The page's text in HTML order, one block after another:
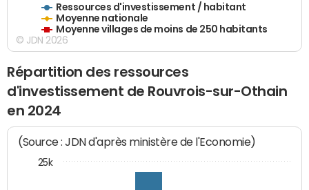
Ressources d'investissement / habitant
Moyenne nationale
Moyenne villages de moins de 250 habitants
© JDN 2026
Répartition des ressources
d'investissement de Rouvrois-sur-Othain
en 2024
(Source : JDN d'après ministère de l'Economie)
25k